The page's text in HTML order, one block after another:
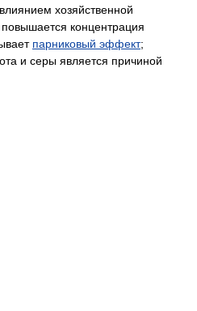
хозяйственной
концентрация
парниковый эффект;
и серы является причиной